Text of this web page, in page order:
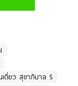
เดี่ยว สุขาภิบาล 5